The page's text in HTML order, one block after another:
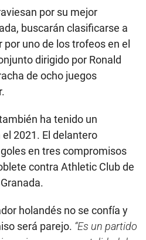
por su mejor
buscarán clasificarse a
por uno de los trofeos en el
dirigido por Ronald
de ocho juegos
ha tenido un
2021. El delantero
en tres compromisos
contra Athletic Club de
holandés no se confía y
será parejo. “Es un partido